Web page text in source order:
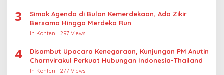
3
Simak Agenda di Bulan Kemerdekaan, Ada Zikir
Bersama Hingga Merdeka Run
In Konten 297 Views
4
Disambut Upacara Kenegaraan, Kunjungan PM Anutin
Charnvirakul Perkuat Hubungan Indonesia-Thailand
In Konten 277 Views